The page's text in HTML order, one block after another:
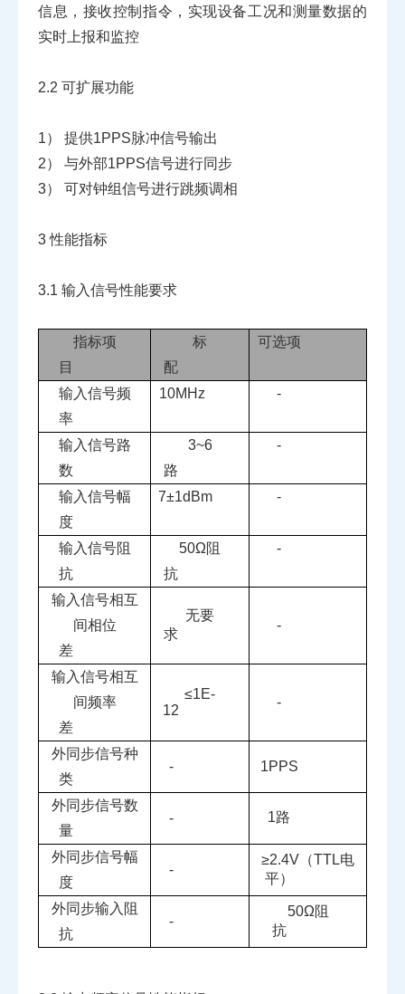
信息，接收控制指令，实现设备工况和测量数据的
实时上报和监控
2.2 可扩展功能
1）
提供1PPS脉冲信号输出
2）
与外部1PPS信号进行同步
3）
可对钟组信号进行跳频调相
3 性能指标
3.1 输入信号性能要求
指标项
目
标
配
可选项
输入信号频
率
10MHz -
输入信号路
数
3~6
路
-
输入信号幅
度
7±1dBm -
输入信号阻
抗
50Ω阻
抗
-
输入信号相互
间相位
差
无要
求
-
输入信号相互
间频率
差
≤1E-
12
-
外同步信号种
类
- 1PPS
外同步信号数
量
- 1路
外同步信号幅
度
-
≥2.4V （TTL电
平）
外同步输入阻
抗
-
50Ω阻
抗